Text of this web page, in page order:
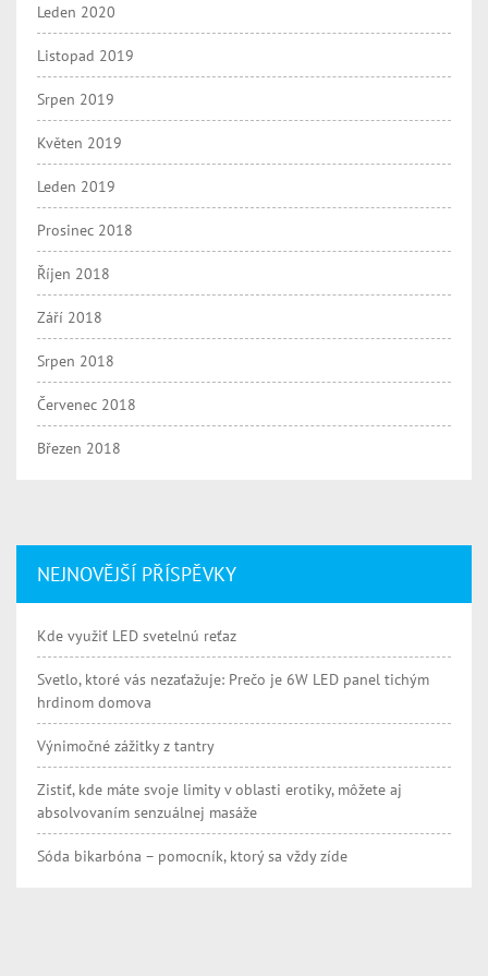
Leden 2020
Listopad 2019
Srpen 2019
Květen 2019
Leden 2019
Prosinec 2018
Říjen 2018
Září 2018
Srpen 2018
Červenec 2018
Březen 2018
NEJNOVĚJŠÍ PŘÍSPĚVKY
Kde využiť LED svetelnú reťaz
Svetlo, ktoré vás nezaťažuje: Prečo je 6W LED panel tichým
hrdinom domova
Výnimočné zážitky z tantry
Zistiť, kde máte svoje limity v oblasti erotiky, môžete aj
absolvovaním senzuálnej masáže
Sóda bikarbóna – pomocník, ktorý sa vždy zíde